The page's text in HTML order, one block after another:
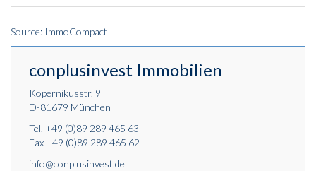
Source: ImmoCompact
conplusinvest Immobilien
Kopernikusstr. 9
D-81679 München
Tel. +49 (0)89 289 465 63
Fax +49 (0)89 289 465 62
info@conplusinvest.de